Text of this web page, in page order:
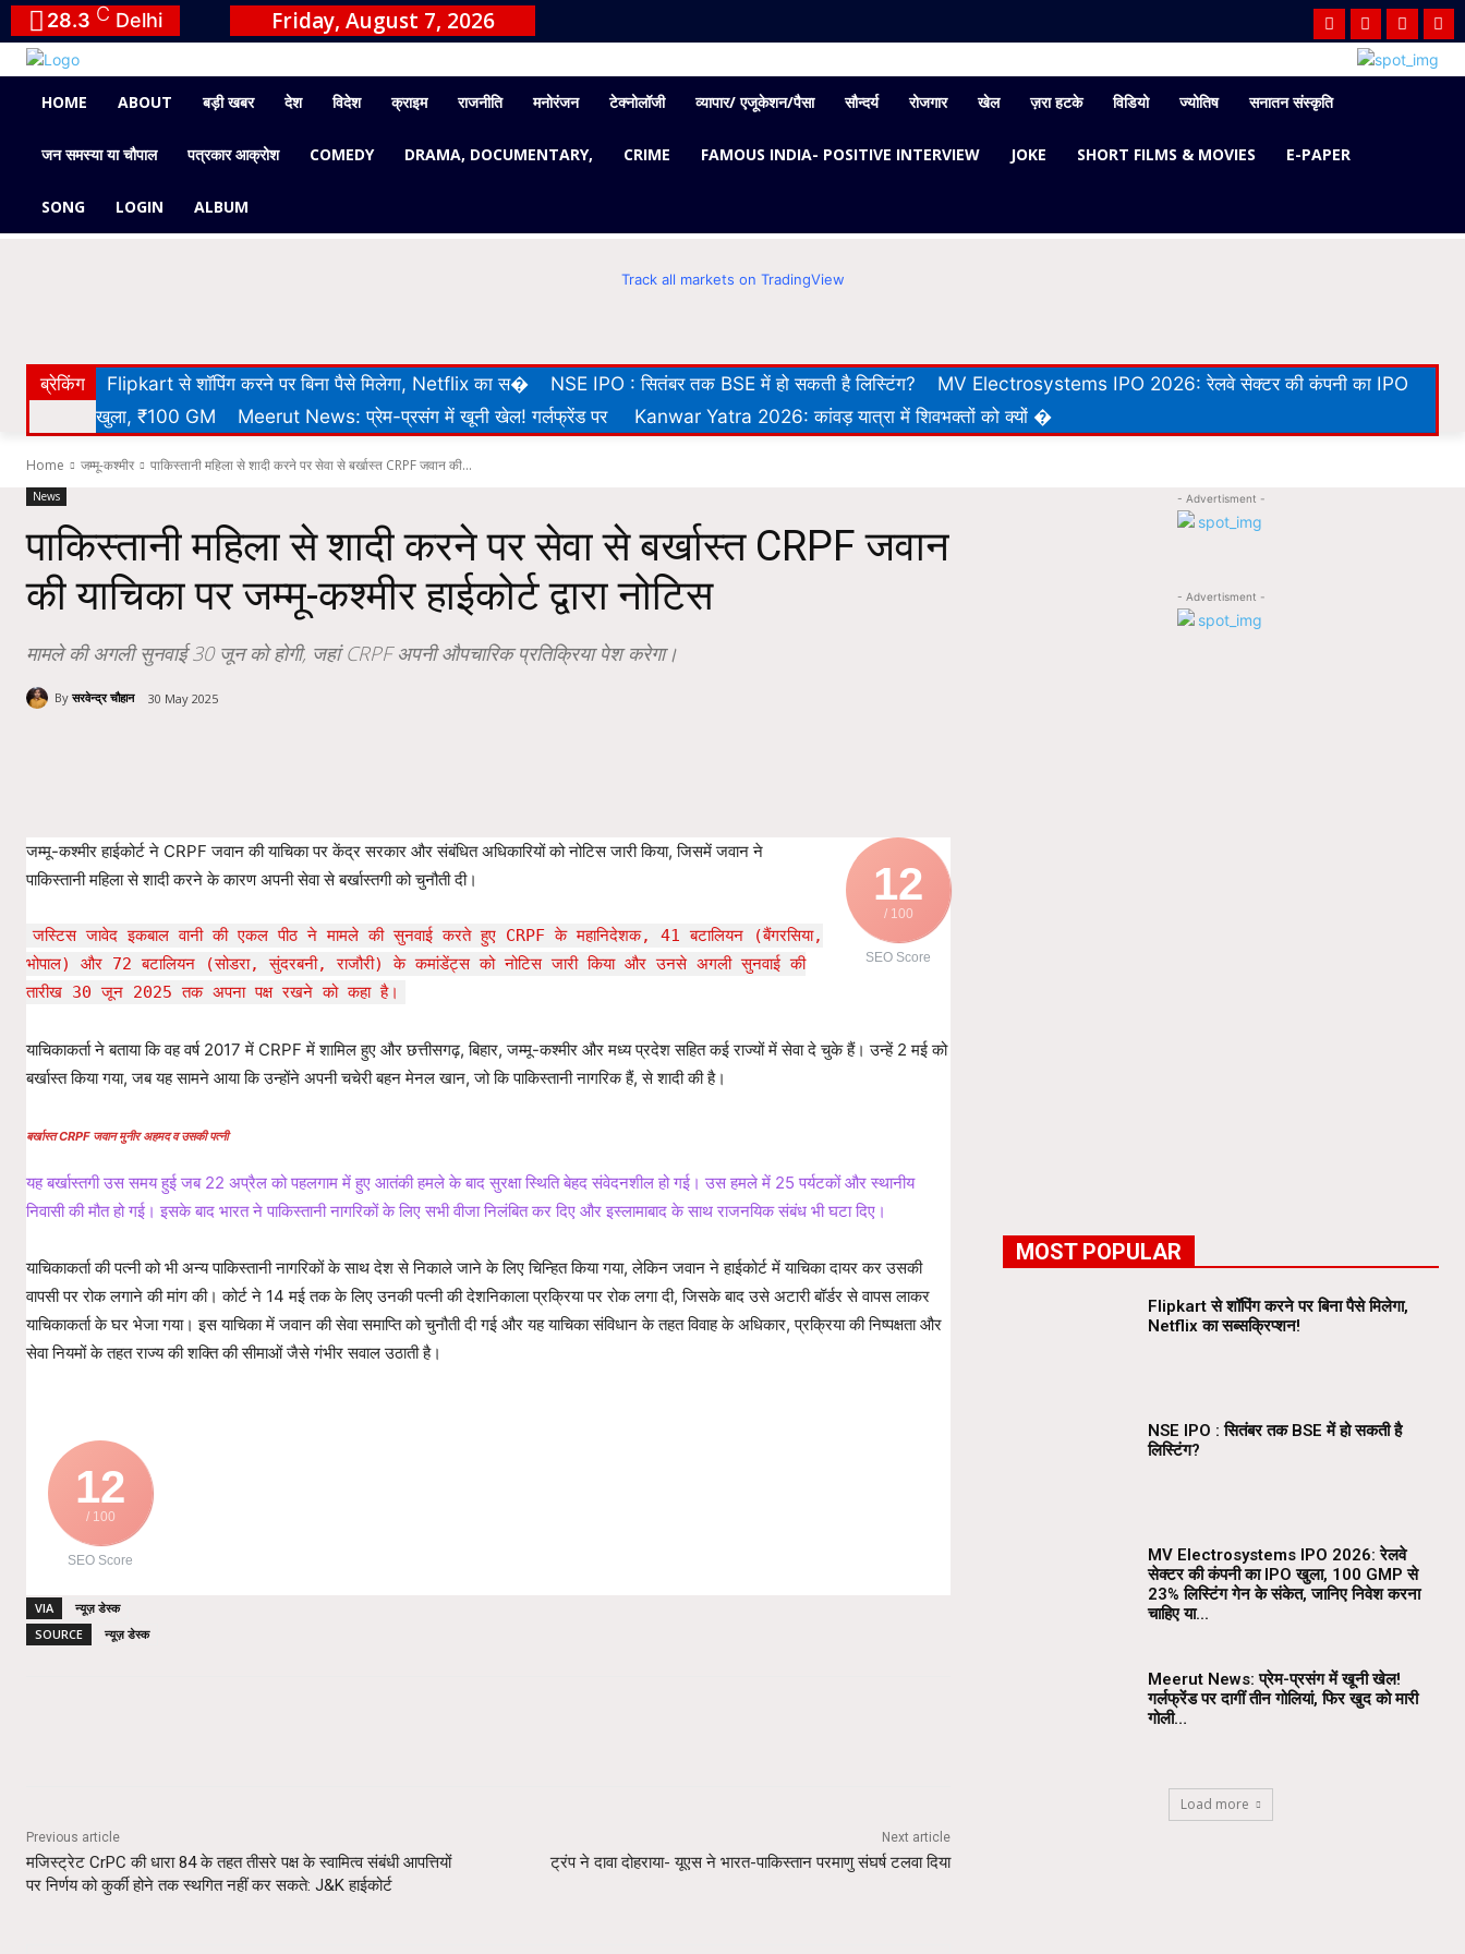
28.3 C Delhi Friday, August 7, 2026
HOME ABOUT बड़ी खबर देश विदेश क्राइम राजनीति मनोरंजन टेक्नोलॉजी व्यापार/ एजूकेशन/पैसा सौन्दर्य रोजगार खेल ज़रा हटके विडियो ज्योतिष सनातन संस्कृति
जन समस्या या चौपाल पत्रकार आक्रोश COMEDY DRAMA, DOCUMENTARY, CRIME FAMOUS INDIA- POSITIVE INTERVIEW JOKE SHORT FILMS & MOVIES E-PAPER
SONG LOGIN ALBUM
Track all markets on TradingView
ब्रेकिंग Flipkart से शॉपिंग करने पर बिना पैसे मिलेगा, Netflix का स� NSE IPO : सितंबर तक BSE में हो सकती है लिस्टिंग?
MV Electrosystems IPO 2026: रेलवे सेक्टर की कंपनी का IPO
खुला, ₹100 GM
Meerut News: प्रेम-प्रसंग में खूनी खेल! गर्लफ्रेंड पर Kanwar Yatra 2026: कांवड़ यात्रा में शिवभक्तों को क्यों �
Home जम्मू-कश्मीर पाकिस्तानी महिला से शादी करने पर सेवा से बर्खास्त CRPF जवान की...
News
पाकिस्तानी महिला से शादी करने पर सेवा से बर्खास्त CRPF जवान
की याचिका पर जम्मू-कश्मीर हाईकोर्ट द्वारा नोटिस
मामले की अगली सुनवाई 30 जून को होगी, जहां CRPF अपनी औपचारिक प्रतिक्रिया पेश करेगा।
By सरवेन्द्र चौहान 30 May 2025
12
/ 100
SEO Score
जम्मू-कश्मीर हाईकोर्ट ने CRPF जवान की याचिका पर केंद्र सरकार और संबंधित अधिकारियों को नोटिस जारी किया, जिसमें जवान ने
पाकिस्तानी महिला से शादी करने के कारण अपनी सेवा से बर्खास्तगी को चुनौती दी।
जस्टिस जावेद इकबाल वानी की एकल पीठ ने मामले की सुनवाई करते हुए CRPF के महानिदेशक, 41 बटालियन (बैंगरसिया,
भोपाल) और 72 बटालियन (सोडरा, सुंदरबनी, राजौरी) के कमांडेंट्स को नोटिस जारी किया और उनसे अगली सुनवाई की
तारीख 30 जून 2025 तक अपना पक्ष रखने को कहा है।
याचिकाकर्ता ने बताया कि वह वर्ष 2017 में CRPF में शामिल हुए और छत्तीसगढ़, बिहार, जम्मू-कश्मीर और मध्य प्रदेश सहित कई राज्यों में सेवा दे चुके हैं। उन्हें 2 मई को
बर्खास्त किया गया, जब यह सामने आया कि उन्होंने अपनी चचेरी बहन मेनल खान, जो कि पाकिस्तानी नागरिक हैं, से शादी की है।
बर्खास्त CRPF जवान मुनीर अहमद व उसकी पत्नी
यह बर्खास्तगी उस समय हुई जब 22 अप्रैल को पहलगाम में हुए आतंकी हमले के बाद सुरक्षा स्थिति बेहद संवेदनशील हो गई। उस हमले में 25 पर्यटकों और स्थानीय
निवासी की मौत हो गई। इसके बाद भारत ने पाकिस्तानी नागरिकों के लिए सभी वीजा निलंबित कर दिए और इस्लामाबाद के साथ राजनयिक संबंध भी घटा दिए।
याचिकाकर्ता की पत्नी को भी अन्य पाकिस्तानी नागरिकों के साथ देश से निकाले जाने के लिए चिन्हित किया गया, लेकिन जवान ने हाईकोर्ट में याचिका दायर कर उसकी
वापसी पर रोक लगाने की मांग की। कोर्ट ने 14 मई तक के लिए उनकी पत्नी की देशनिकाला प्रक्रिया पर रोक लगा दी, जिसके बाद उसे अटारी बॉर्डर से वापस लाकर
याचिकाकर्ता के घर भेजा गया। इस याचिका में जवान की सेवा समाप्ति को चुनौती दी गई और यह याचिका संविधान के तहत विवाह के अधिकार, प्रक्रिया की निष्पक्षता और
सेवा नियमों के तहत राज्य की शक्ति की सीमाओं जैसे गंभीर सवाल उठाती है।
12
/ 100
SEO Score
VIA
न्यूज़ डेस्क
SOURCE
न्यूज़ डेस्क
Previous article
मजिस्ट्रेट CrPC की धारा 84 के तहत तीसरे पक्ष के स्वामित्व संबंधी आपत्तियों
पर निर्णय को कुर्की होने तक स्थगित नहीं कर सकते: J&K हाईकोर्ट
Next article
ट्रंप ने दावा दोहराया- यूएस ने भारत-पाकिस्तान परमाणु संघर्ष टलवा दिया
- Advertisment -
- Advertisment -
MOST POPULAR
Flipkart से शॉपिंग करने पर बिना पैसे मिलेगा,
Netflix का सब्सक्रिप्शन!
NSE IPO : सितंबर तक BSE में हो सकती है
लिस्टिंग?
MV Electrosystems IPO 2026: रेलवे
सेक्टर की कंपनी का IPO खुला, ₹100 GMP से
23% लिस्टिंग गेन के संकेत, जानिए निवेश करना
चाहिए या...
Meerut News: प्रेम-प्रसंग में खूनी खेल!
गर्लफ्रेंड पर दागीं तीन गोलियां, फिर खुद को मारी
गोली…
Load more